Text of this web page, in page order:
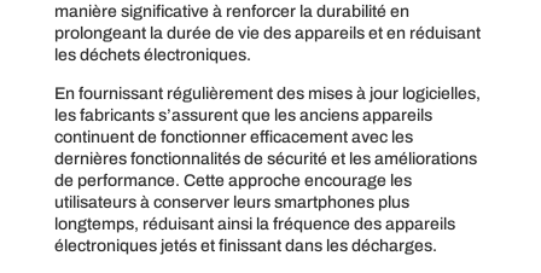
manière significative à renforcer la durabilité en
prolongeant la durée de vie des appareils et en réduisant
les déchets électroniques.
En fournissant régulièrement des mises à jour logicielles,
les fabricants s’assurent que les anciens appareils
continuent de fonctionner efficacement avec les
dernières fonctionnalités de sécurité et les améliorations
de performance. Cette approche encourage les
utilisateurs à conserver leurs smartphones plus
longtemps, réduisant ainsi la fréquence des appareils
électroniques jetés et finissant dans les décharges.